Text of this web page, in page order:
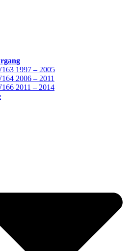
1997 – 2005
2006 – 2011
2011 – 2014